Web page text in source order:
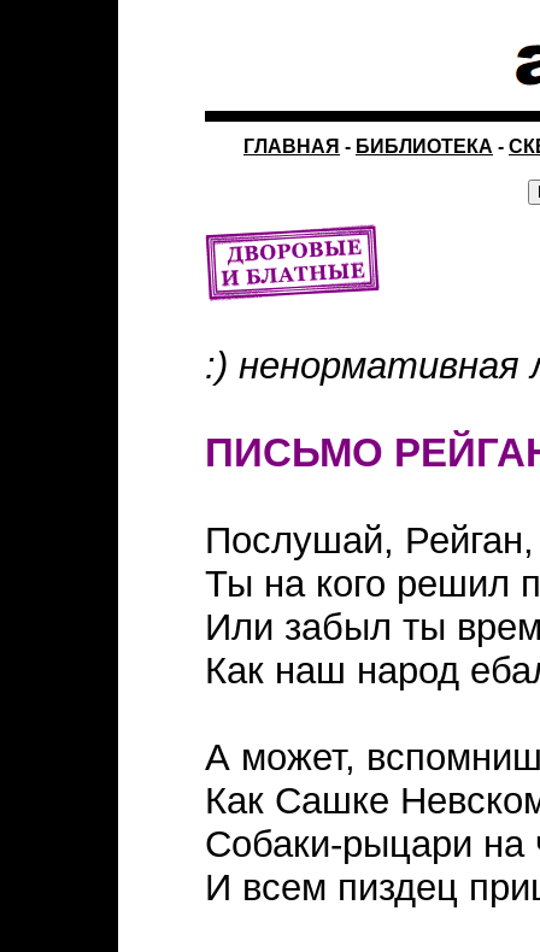
ГЛАВНАЯ - БИБЛИОТЕКА -
:) ненормативная
ПИСЬМО
Послушай, Рейган,
Ты на кого решил
Или забыл ты
Как наш народ
А может,
Как Сашке
Собаки-рыцари на
И всем пиздец